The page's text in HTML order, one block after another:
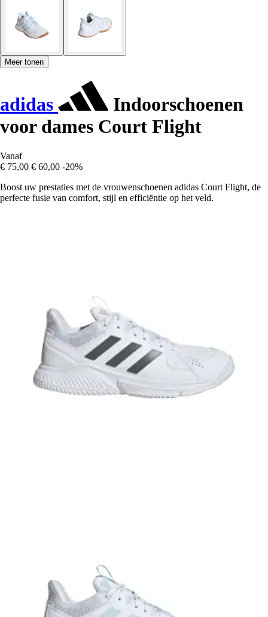
Meer tonen
adidas
Indoorschoenen
voor dames Court Flight
Vanaf
€ 75,00 € 60,00 -20%
Boost uw prestaties met de vrouwenschoenen adidas Court Flight, de
perfecte fusie van comfort, stijl en efficiëntie op het veld.